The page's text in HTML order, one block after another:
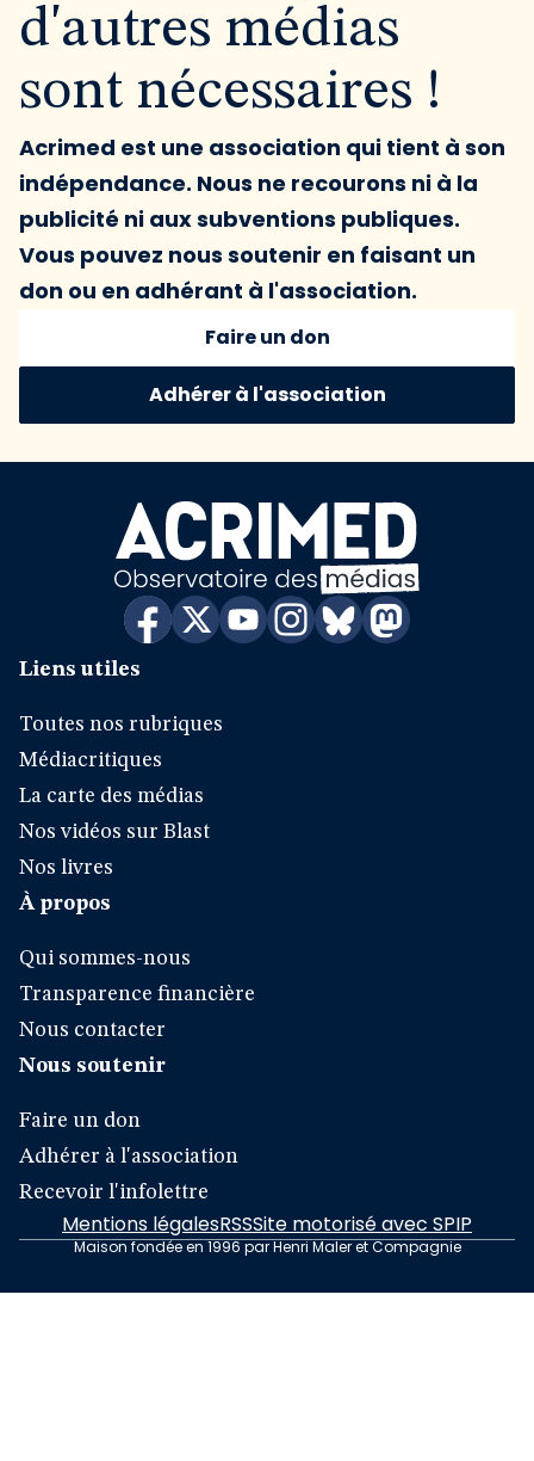
d'autres médias
sont nécessaires !
Acrimed est une association qui tient à son
indépendance. Nous ne recourons ni à la
publicité ni aux subventions publiques.
Vous pouvez nous soutenir en faisant un
don ou en adhérant à l'association.
Faire un don
Adhérer à l'association
Liens utiles
Toutes nos rubriques
Médiacritiques
La carte des médias
Nos vidéos sur Blast
Nos livres
À propos
Qui sommes-nous
Transparence financière
Nous contacter
Nous soutenir
Faire un don
Adhérer à l'association
Recevoir l'infolettre
Mentions légalesRSSSite motorisé avec SPIP
Maison fondée en 1996 par Henri Maler et Compagnie